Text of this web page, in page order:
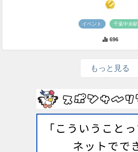
イベント 千葉中央駅
696
もっと見る